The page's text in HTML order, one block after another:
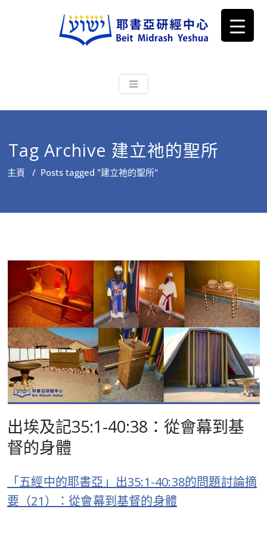
耶書亞研經中心
根源明白聖經，成為更好的門徒
Tag Archive 建立祂的聖所
主頁 / Posts tagged "建立祂的聖所"
出埃及記35:1-40:38：從會幕到基
督的身體
「五經中的耶書亞」出35:1-40:38的問題討論摘
要（21）：從會幕到基督的身體